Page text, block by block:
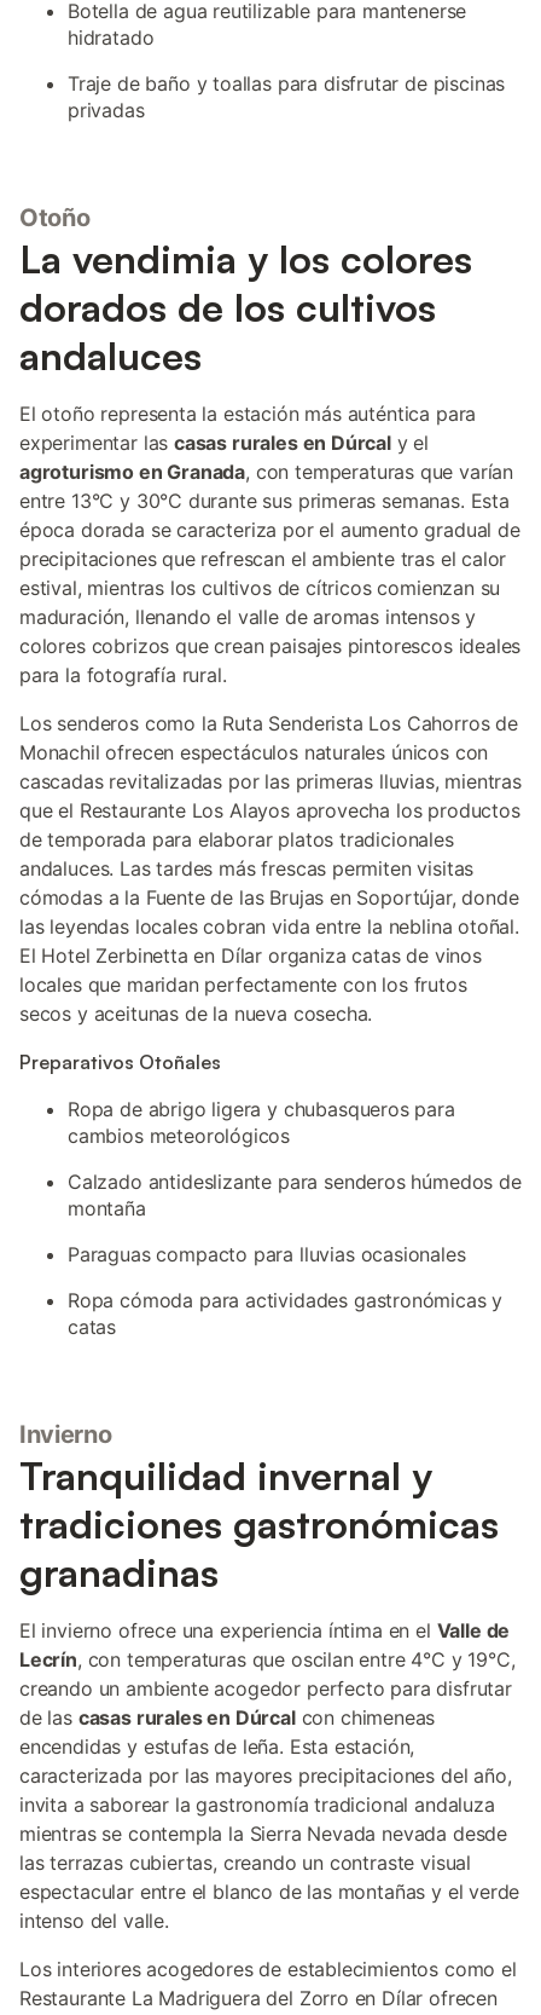
Botella de agua reutilizable para mantenerse
hidratado
Traje de baño y toallas para disfrutar de piscinas
privadas
Otoño
La vendimia y los colores
dorados de los cultivos
andaluces
El otoño representa la estación más auténtica para
experimentar lascasas rurales en Dúrcaly el
agroturismo en Granada, con temperaturas que varían
entre 13°C y 30°C durante sus primeras semanas. Esta
época dorada se caracteriza por el aumento gradual de
precipitaciones que refrescan el ambiente tras el calor
estival, mientras los cultivos de cítricos comienzan su
maduración, llenando el valle de aromas intensos y
colores cobrizos que crean paisajes pintorescos ideales
para la fotografía rural.
Los senderos como la Ruta Senderista Los Cahorros de
Monachil ofrecen espectáculos naturales únicos con
cascadas revitalizadas por las primeras lluvias, mientras
que el Restaurante Los Alayos aprovecha los productos
de temporada para elaborar platos tradicionales
andaluces. Las tardes más frescas permiten visitas
cómodas a la Fuente de las Brujas en Soportújar, donde
las leyendas locales cobran vida entre la neblina otoñal.
El Hotel Zerbinetta en Dílar organiza catas de vinos
locales que maridan perfectamente con los frutos
secos y aceitunas de la nueva cosecha.
Preparativos Otoñales
Ropa de abrigo ligera y chubasqueros para
cambios meteorológicos
Calzado antideslizante para senderos húmedos de
montaña
Paraguas compacto para lluvias ocasionales
Ropa cómoda para actividades gastronómicas y
catas
Invierno
Tranquilidad invernal y
tradiciones gastronómicas
granadinas
El invierno ofrece una experiencia íntima en el Valle de
Lecrín, con temperaturas que oscilan entre 4°C y 19°C,
creando un ambiente acogedor perfecto para disfrutar
de las casas rurales en Dúrcalcon chimeneas
encendidas y estufas de leña. Esta estación,
caracterizada por las mayores precipitaciones del año,
invita a saborear la gastronomía tradicional andaluza
mientras se contempla la Sierra Nevada nevada desde
las terrazas cubiertas, creando un contraste visual
espectacular entre el blanco de las montañas y el verde
intenso del valle.
Los interiores acogedores de establecimientos como el
Restaurante La Madriguera del Zorro en Dílar ofrecen